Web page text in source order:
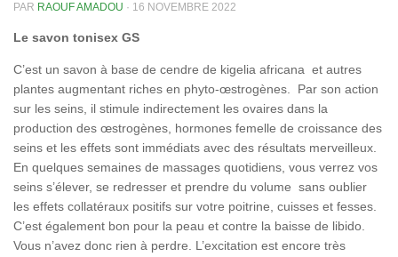
PAR RAOUF AMADOU · 16 NOVEMBRE 2022
Le savon tonisex GS
C’est un savon à base de cendre de kigelia africana et autres
plantes augmentant riches en phyto-œstrogènes. Par son action
sur les seins, il stimule indirectement les ovaires dans la
production des œstrogènes, hormones femelle de croissance des
seins et les effets sont immédiats avec des résultats merveilleux.
En quelques semaines de massages quotidiens, vous verrez vos
seins s’élever, se redresser et prendre du volume sans oublier
les effets collatéraux positifs sur votre poitrine, cuisses et fesses.
C’est également bon pour la peau et contre la baisse de libido.
Vous n’avez donc rien à perdre. L’excitation est encore très